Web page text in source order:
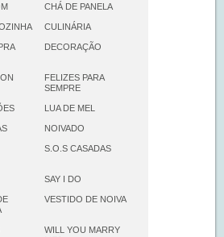
CHÁ DE PANELA
CULINÁRIA
DECORAÇÃO
FELIZES PARA
SEMPRE
LUA DE MEL
NOIVADO
S.O.S CASADAS
SAY I DO
VESTIDO DE NOIVA
WILL YOU MARRY